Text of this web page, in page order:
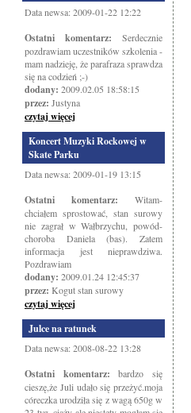
Data newsa: 2009-01-22 12:22
Ostatni komentarz: Serdecznie
pozdrawiam uczestników szkolenia -
mam nadzieję, że parafraza sprawdza
się na codzień ;-)
dodany: 2009.02.05 18:58:15
przez: Justyna
czytaj więcej
Koncert Muzyki Rockowej w
Skate Parku
Data newsa: 2009-01-19 13:15
Ostatni komentarz: Witam-
chciałem sprostować, stan surowy
nie zagrał w Wałbrzychu, powód-
choroba Daniela (bas). Zatem
informacja jest nieprawdziwa.
Pozdrawiam
dodany: 2009.01.24 12:45:37
przez: Kogut stan surowy
czytaj więcej
Julce na ratunek
Data newsa: 2008-08-22 13:28
Ostatni komentarz: bardzo się
cieszę,że Juli udało się przeżyć.moja
córeczka urodziła się z wagą 650g w